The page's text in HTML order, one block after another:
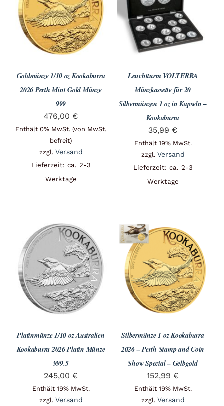
Angebote
Mein Konto
Goldmünze 1/10 oz Kookaburra
2026 Perth Mint Gold Münze
999
476,00 €
Enthält 0% MwSt. (von MwSt.
befreit)
zzgl. Versand
Lieferzeit: ca. 2-3
Werktage
Leuchtturm VOLTERRA
Münzkassette für 20
Silbermünzen 1 oz in Kapseln –
Kookaburra
35,99 €
Enthält 19% MwSt.
zzgl. Versand
Lieferzeit: ca. 2-3
Werktage
Platinmünze 1/10 oz Australien
Kookaburra 2026 Platin Münze
999.5
245,00 €
Enthält 19% MwSt.
zzgl. Versand
Silbermünze 1 oz Kookaburra
2026 – Perth Stamp and Coin
Show Special – Gelbgold
152,99 €
Enthält 19% MwSt.
zzgl. Versand